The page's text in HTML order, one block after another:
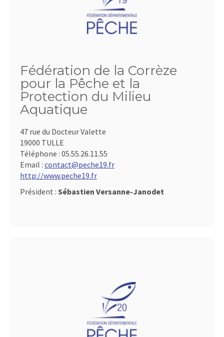
Fédération de la Corrèze
pour la Pêche et la
Protection du Milieu
Aquatique
47 rue du Docteur Valette
19000 TULLE
Téléphone : 05.55.26.11.55
Email : contact@peche19.fr
http://www.peche19.fr
Président : Sébastien Versanne-Janodet